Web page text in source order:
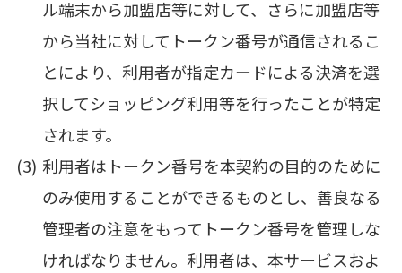
ル端末から加盟店等に対して、さらに加盟店等
から当社に対してトークン番号が通信されるこ
とにより、利用者が指定カードによる決済を選
択してショッピング利用等を行ったことが特定
されます。
利用者はトークン番号を本契約の目的のために
のみ使用することができるものとし、善良なる
管理者の注意をもってトークン番号を管理しな
ければなりません。利用者は、本サービスおよ